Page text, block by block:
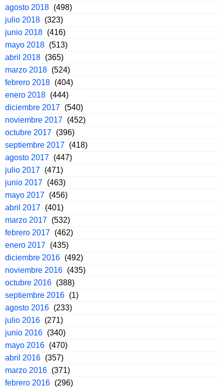
agosto 2018 (498)
julio 2018 (323)
junio 2018 (416)
mayo 2018 (513)
abril 2018 (365)
marzo 2018 (524)
febrero 2018 (404)
enero 2018 (444)
diciembre 2017 (540)
noviembre 2017 (452)
octubre 2017 (396)
septiembre 2017 (418)
agosto 2017 (447)
julio 2017 (471)
junio 2017 (463)
mayo 2017 (456)
abril 2017 (401)
marzo 2017 (532)
febrero 2017 (462)
enero 2017 (435)
diciembre 2016 (492)
noviembre 2016 (435)
octubre 2016 (388)
septiembre 2016 (1)
agosto 2016 (233)
julio 2016 (271)
junio 2016 (340)
mayo 2016 (470)
abril 2016 (357)
marzo 2016 (371)
febrero 2016 (296)